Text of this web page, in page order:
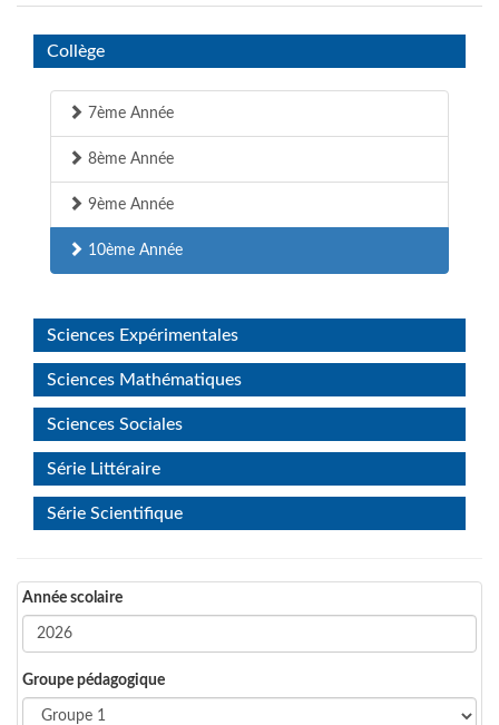
Collège
7ème Année
8ème Année
9ème Année
10ème Année
Sciences Expérimentales
Sciences Mathématiques
Sciences Sociales
Série Littéraire
Série Scientifique
Année scolaire
Groupe pédagogique